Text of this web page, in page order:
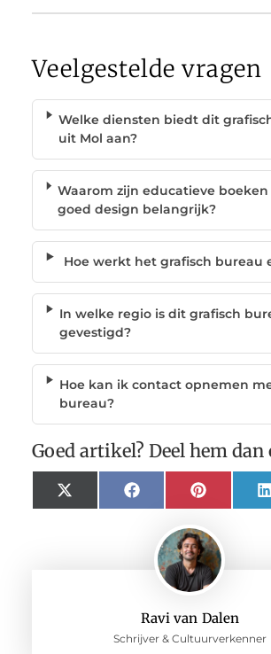
Ravi van Dalen
Schrijver & Cultuurverkenner
Veelgestelde vragen
Welke diensten biedt dit
uit Mol aan?
Waarom zijn educatieve
goed design belangrijk?
Hoe werkt het grafisch bureau
In welke regio is dit grafisch
gevestigd?
Hoe kan ik contact opnemen
bureau?
Goed artikel? Deel hem dan
X
(Twitter)
FacebookPinterest